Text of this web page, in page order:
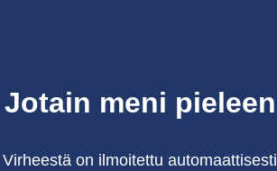
Jotain meni pieleen
Virheestä on ilmoitettu automaattisesti